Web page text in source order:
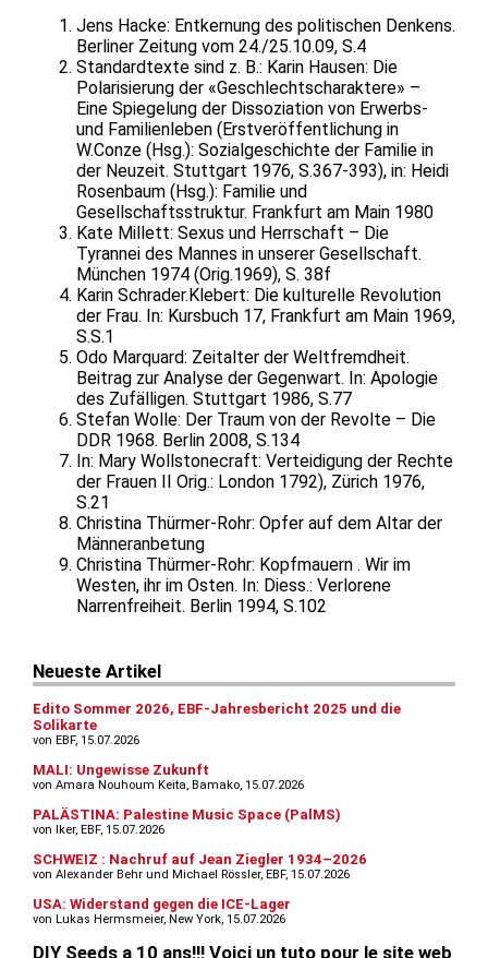
Jens Hacke: Entkernung des politischen Denkens.
Berliner Zeitung vom 24./25.10.09, S.4
Standardtexte sind z. B.: Karin Hausen: Die
Polarisierung der «Geschlechtscharaktere» –
Eine Spiegelung der Dissoziation von Erwerbs-
und Familienleben (Erstveröffentlichung in
W.Conze (Hsg.): Sozialgeschichte der Familie in
der Neuzeit. Stuttgart 1976, S.367-393), in: Heidi
Rosenbaum (Hsg.): Familie und
Gesellschaftsstruktur. Frankfurt am Main 1980
Kate Millett: Sexus und Herrschaft – Die
Tyrannei des Mannes in unserer Gesellschaft.
München 1974 (Orig.1969), S. 38f
Karin Schrader.Klebert: Die kulturelle Revolution
der Frau. In: Kursbuch 17, Frankfurt am Main 1969,
S.S.1
Odo Marquard: Zeitalter der Weltfremdheit.
Beitrag zur Analyse der Gegenwart. In: Apologie
des Zufälligen. Stuttgart 1986, S.77
Stefan Wolle: Der Traum von der Revolte – Die
DDR 1968. Berlin 2008, S.134
In: Mary Wollstonecraft: Verteidigung der Rechte
der Frauen II Orig.: London 1792), Zürich 1976,
S.21
Christina Thürmer-Rohr: Opfer auf dem Altar der
Männeranbetung
Christina Thürmer-Rohr: Kopfmauern . Wir im
Westen, ihr im Osten. In: Diess.: Verlorene
Narrenfreiheit. Berlin 1994, S.102